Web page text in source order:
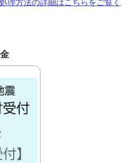
理方法の詳細はこちらをご覧く